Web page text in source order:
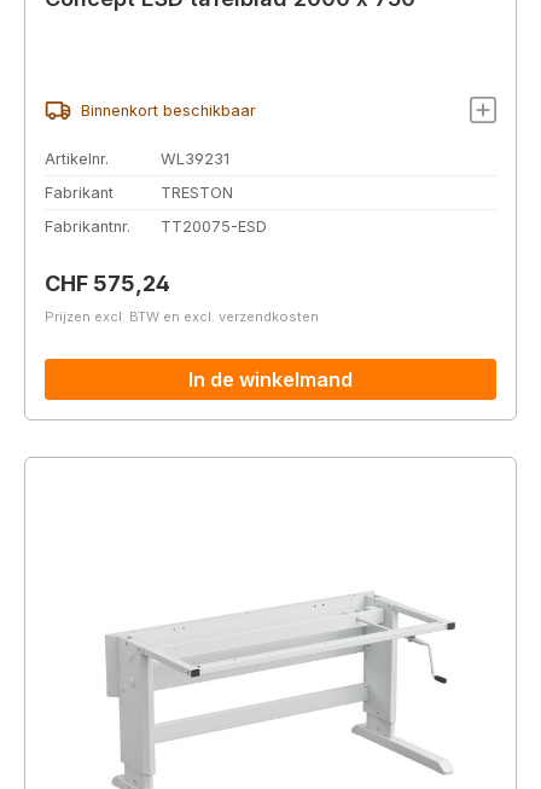
Binnenkort beschikbaar
Artikelnr.
WL39231
Fabrikant
TRESTON
Fabrikantnr.
TT20075-ESD
Normale prijs:
CHF 575,24
Prijzen excl. BTW en excl. verzendkosten
In de winkelmand